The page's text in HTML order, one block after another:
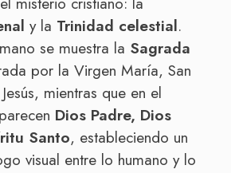
y la Trinidad celestial.
se muestra la Sagrada
por la Virgen María, San
mientras que en el
Dios Padre, Dios
Santo, estableciendo un
visual entre lo humano y lo